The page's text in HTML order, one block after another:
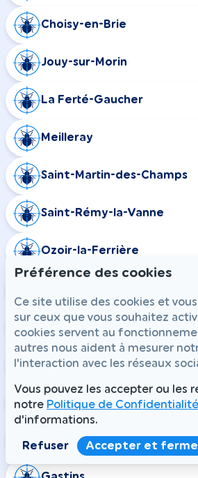
Choisy-en-Brie
Jouy-sur-Morin
La Ferté-Gaucher
Meilleray
Saint-Martin-des-Champs
Saint-Rémy-la-Vanne
Ozoir-la-Ferrière
Boissise-la-Bertrand
Le Mée-sur-Seine
Vaires-sur-Marne
Fontenailles
Préférence des cookies
Ce site utilise des cookies et
sur ceux que vous souhaitez
cookies servent au
autres nous aident à mesurer
l'interaction avec les réseaux
Vous pouvez les accepter ou les
notre Politique de Confidentialité
d'informations.
Refuser Accepter et